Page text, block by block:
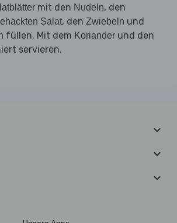
mit den Nudeln, den
Salat, den Zwiebeln und
füllen. Mit dem Koriander und den
servieren.